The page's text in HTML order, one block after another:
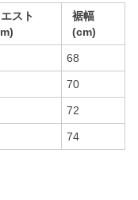
スト
裾幅
(cm)
68
70
72
74